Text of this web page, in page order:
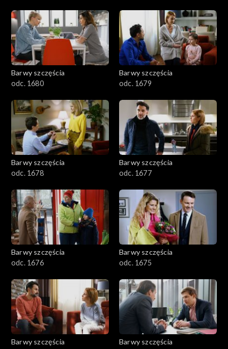
Barwy szczęścia
odc. 1680
Barwy szczęścia
odc. 1679
Barwy szczęścia
odc. 1678
Barwy szczęścia
odc. 1677
Barwy szczęścia
odc. 1676
Barwy szczęścia
odc. 1675
Barwy szczęścia
Barwy szczęścia